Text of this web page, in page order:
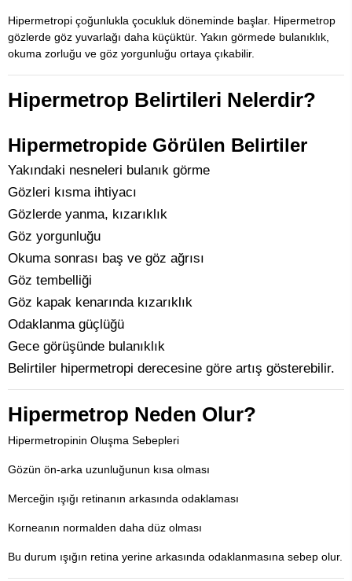
Hipermetropi çoğunlukla çocukluk döneminde başlar. Hipermetrop
gözlerde göz yuvarlağı daha küçüktür. Yakın görmede bulanıklık,
okuma zorluğu ve göz yorgunluğu ortaya çıkabilir.
Hipermetrop Belirtileri Nelerdir?
Hipermetropide Görülen Belirtiler
Yakındaki nesneleri bulanık görme
Gözleri kısma ihtiyacı
Gözlerde yanma, kızarıklık
Göz yorgunluğu
Okuma sonrası baş ve göz ağrısı
Göz tembelliği
Göz kapak kenarında kızarıklık
Odaklanma güçlüğü
Gece görüşünde bulanıklık
Belirtiler hipermetropi derecesine göre artış gösterebilir.
Hipermetrop Neden Olur?
Hipermetropinin Oluşma Sebepleri
Gözün ön-arka uzunluğunun kısa olması
Merceğin ışığı retinanın arkasında odaklaması
Korneanın normalden daha düz olması
Bu durum ışığın retina yerine arkasında odaklanmasına sebep olur.